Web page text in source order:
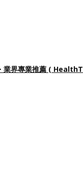
業界專業推薦 (